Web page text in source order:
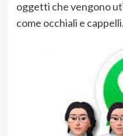
oggetti che vengono
come occhiali e cappelli.